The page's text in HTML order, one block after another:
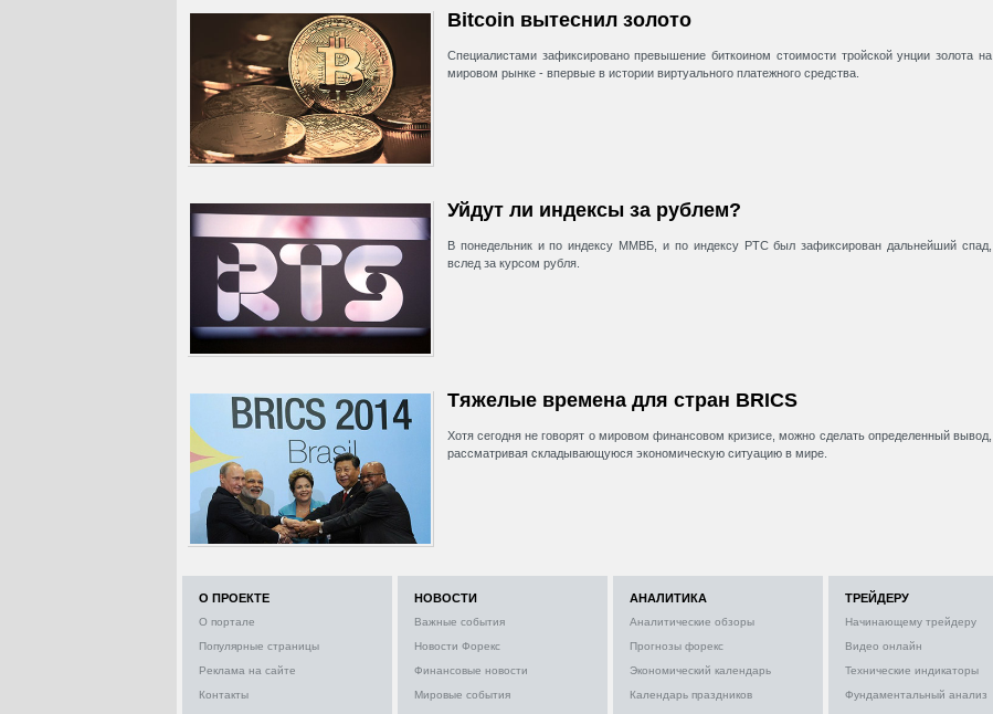
Bitcoin вытеснил золото
Специалистами зафиксировано превышение биткоином стоимости тройской унции золота на
мировом рынке - впервые в истории виртуального платежного средства.
Уйдут ли индексы за рублем?
В понедельник и по индексу ММВБ, и по индексу РТС был зафиксирован дальнейший спад,
вслед за курсом рубля.
Тяжелые времена для стран BRICS
Хотя сегодня не говорят о мировом финансовом кризисе, можно сделать определенный вывод,
рассматривая складывающуюся экономическую ситуацию в мире.
О ПРОЕКТЕ
О портале
Популярные страницы
Реклама на сайте
Контакты
НОВОСТИ
Важные события
Новости Форекс
Финансовые новости
Мировые события
АНАЛИТИКА
Аналитические обзоры
Прогнозы форекс
Экономический календарь
Календарь праздников
ТРЕЙДЕРУ
Начинающему трейдеру
Видео онлайн
Технические индикаторы
Фундаментальный анализ